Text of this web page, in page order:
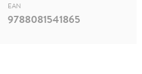
EAN
9788081541865